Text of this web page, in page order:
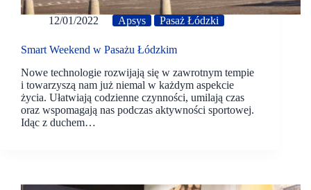
12/01/2022 Apsys Pasaż Łódzki
Smart Weekend w Pasażu Łódzkim
Nowe technologie rozwijają się w zawrotnym tempie
i towarzyszą nam już niemal w każdym aspekcie
życia. Ułatwiają codzienne czynności, umilają czas
oraz wspomagają nas podczas aktywności sportowej.
Idąc z duchem…